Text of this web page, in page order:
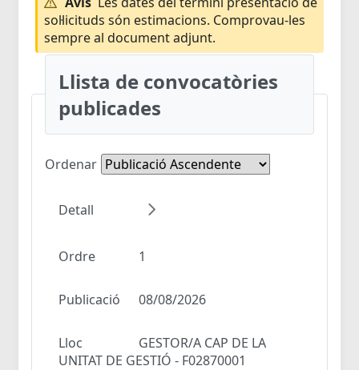
sol·licituds són estimacions. Comprovau-les
sempre al document adjunt.
Llista de convocatòries
publicades
Ordenar
Detall
Ordre 1
Publicació 08/08/2026
Lloc
GESTOR/A CAP DE LA
UNITAT DE GESTIÓ - F02870001